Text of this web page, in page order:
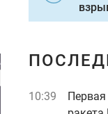
10:39
Первая